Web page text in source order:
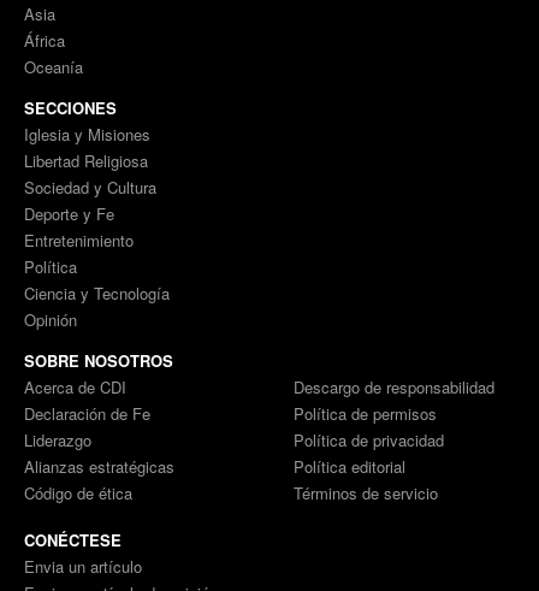
Asia
África
Oceanía
SECCIONES
Iglesia y Misiones
Libertad Religiosa
Sociedad y Cultura
Deporte y Fe
Entretenimiento
Política
Ciencia y Tecnología
Opinión
SOBRE NOSOTROS
Acerca de CDI
Declaración de Fe
Liderazgo
Alianzas estratégicas
Código de ética
Descargo de responsabilidad
Política de permisos
Política de privacidad
Política editorial
Términos de servicio
CONÉCTESE
Envia un artículo